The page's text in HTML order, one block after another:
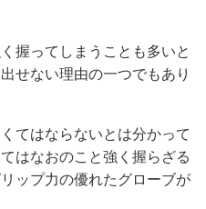
握ってしまうことも多いと
せない理由の一つでもあり
てはならないとは分かって
はなおのこと強く握らざる
ップ力の優れたグローブが